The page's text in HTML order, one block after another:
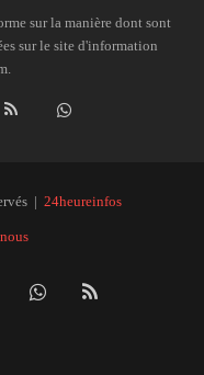
sur la manière dont sont
sur le site d'information
WhatsAppDailymotion
| 24heureinfos
WhatsApp
RSS